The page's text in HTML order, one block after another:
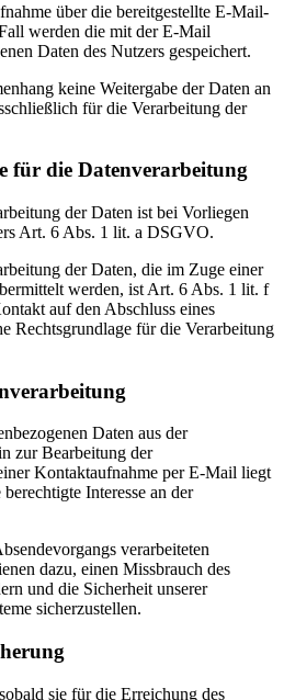
über die bereitgestellte E-Mail-
werden die mit der E-Mail
Daten des Nutzers gespeichert.
keine Weitergabe der Daten an
für die Verarbeitung der
die Datenverarbeitung
der Daten ist bei Vorliegen
Art. 6 Abs. 1 lit. a DSGVO.
der Daten, die im Zuge einer
werden, ist Art. 6 Abs. 1 lit. f
auf den Abschluss eines
Rechtsgrundlage für die Verarbeitung
Daten aus der
zur Bearbeitung der
Kontaktaufnahme per E-Mail liegt
Interesse an der
verarbeiteten
dazu, einen Missbrauch des
und die Sicherheit unserer
sicherzustellen.
sie für die Erreichung des